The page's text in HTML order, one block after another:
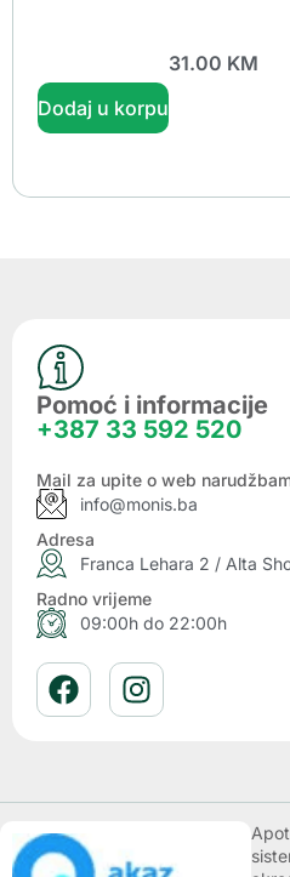
31.00 KM
Dodaj u korpu
Pomoć i informacije
+387 33 592 520
Mail za upite o web
info@monis.ba
Adresa
Franca Lehara 2 / Alta
Radno vrijeme
09:00h do 22:00h